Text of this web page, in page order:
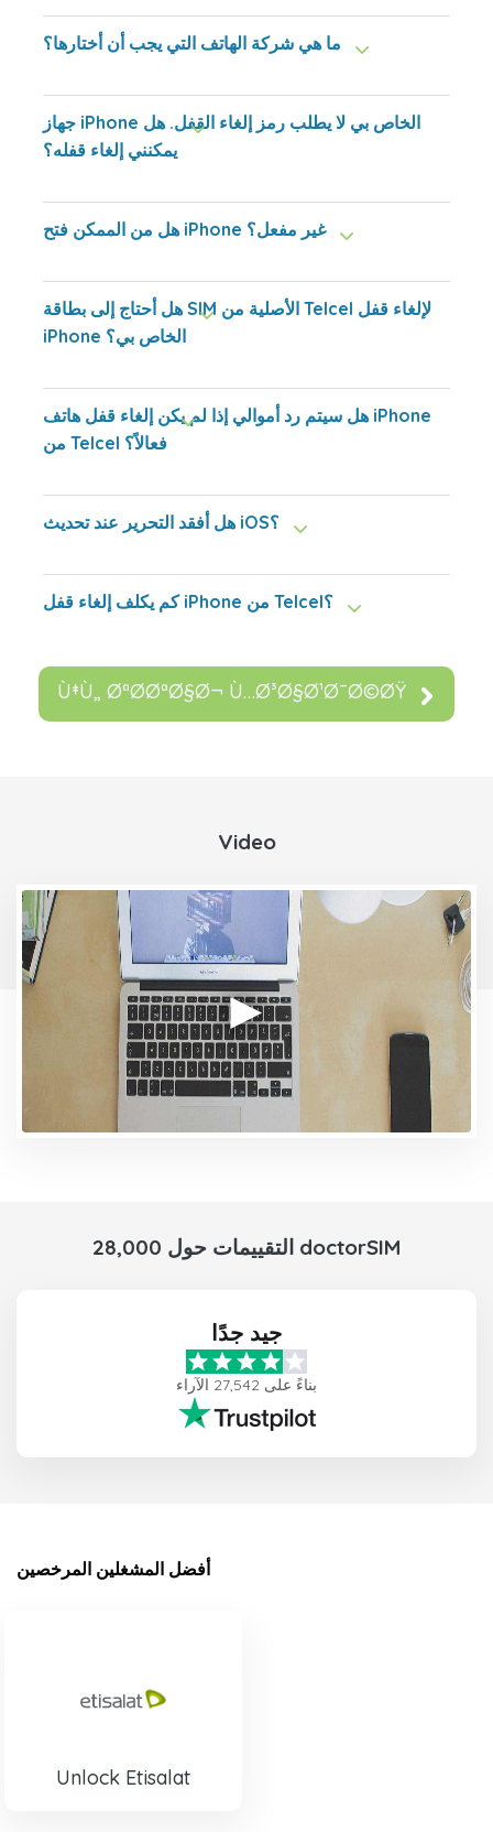
ما هي شركة الهاتف التي يجب أن أختارها؟
جهاز iPhone الخاص بي لا يطلب رمز إلغاء القفل. هل
يمكنني إلغاء قفله؟
هل من الممكن فتح iPhone غير مفعل؟
هل أحتاج إلى بطاقة SIM الأصلية من Telcel لإلغاء قفل
iPhone الخاص بي؟
هل سيتم رد أموالي إذا لم يكن إلغاء قفل هاتف iPhone
من Telcel فعالاً؟
هل أفقد التحرير عند تحديث iOS؟
كم يكلف إلغاء قفل iPhone من Telcel؟
Ù‡Ù„ ØªØ­ØªØ§Ø¬ Ù…Ø³Ø§Ø¹Ø¯Ø©ØŸ
Video
28,000 التقييمات حول doctorSIM
جيد جدًا
بناءً على 27,542 الآراء
أفضل المشغلين المرخصين
Unlock Etisalat